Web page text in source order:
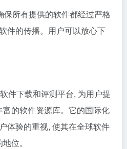
所有提供的软件都经过严格
件的传播。用户可以放心下
件下载和评测平台, 为用户提
的软件资源库。它的国际化
体验的重视, 使其在全球软件
位。